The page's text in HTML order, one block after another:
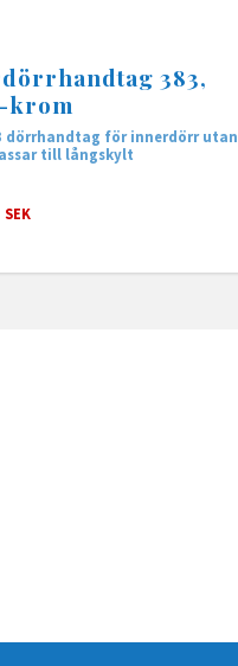
383,
krom
dörrhandtag för innerdörr utan
till långskylt
SEK